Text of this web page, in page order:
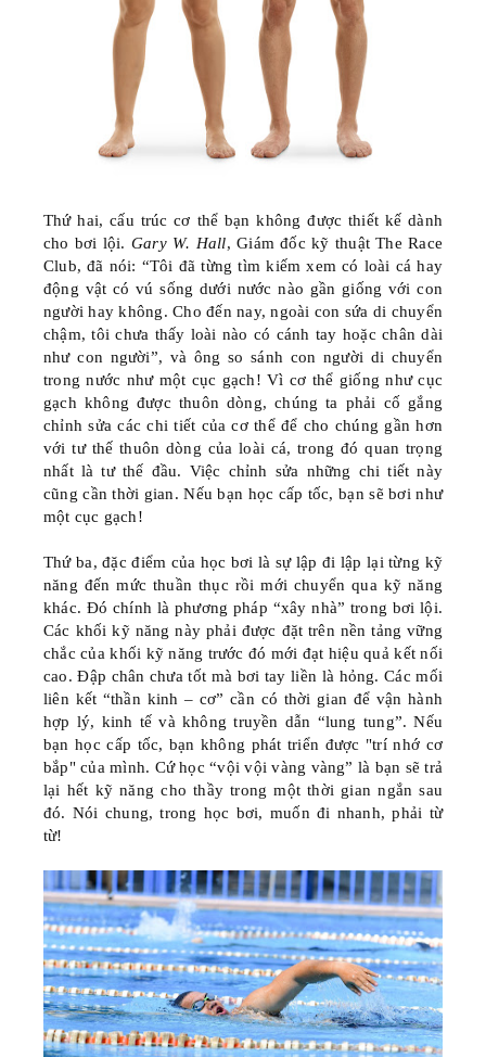
Thứ hai, cấu trúc cơ thể bạnkhông được thiết kế dành
cho bơi lội. Gary W. Hall, Giám đốc kỹ thuật The Race
Club, đã nói: “Tôi đã từng tìm kiếm xem có loài cá hay
động vật có vú sống dưới nước nào gần giống với con
người hay không. Cho đến nay, ngoài con sứa di chuyển
chậm, tôi chưa thấy loài nào có cánh tay hoặc chân dài
như con người”, và ông so sánh con người di chuyển
trong nước như một cục gạch! Vì cơ thể giống như cục
gạch không được thuôn dòng, chúng ta phải cố gắng
chỉnh sửa các chi tiết của cơ thể để cho chúng gần hơn
với tư thế thuôn dòng của loài cá, trong đó quan trọng
nhất là tư thế đầu. Việc chỉnh sửa những chi tiết này
cũng cần thời gian. Nếu bạn học cấp tốc, bạn sẽ bơi như
một cục gạch!
Thứ ba, đặc điểm của học bơi là sự lập đi lập lại từng kỹ
năng đến mức thuần thục rồi mới chuyển qua kỹ năng
khác. Đó chính là phương pháp “xây nhà” trong bơi lội.
Các khối kỹ năng này phải được đặt trên nền tảng vững
chắc của khối kỹ năng trước đó mới đạt hiệu quả kết nối
cao. Đập chân chưa tốt mà bơi tay liền là hỏng. Các mối
liên kết “thần kinh – cơ” cần có thời gian để vận hành
hợp lý, kinh tế và không truyền dẫn “lung tung”. Nếu
bạn học cấp tốc, bạn không phát triển được "trí nhớ cơ
bắp" của mình. Cứ học “vội vội vàng vàng” là bạn sẽ trả
lại hết kỹ năng cho thầy trong một thời gian ngắn sau
đó. Nói chung, trong học bơi, muốn đi nhanh, phải từ
từ!